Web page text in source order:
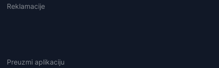
Reklamacije
Preuzmi aplikaciju